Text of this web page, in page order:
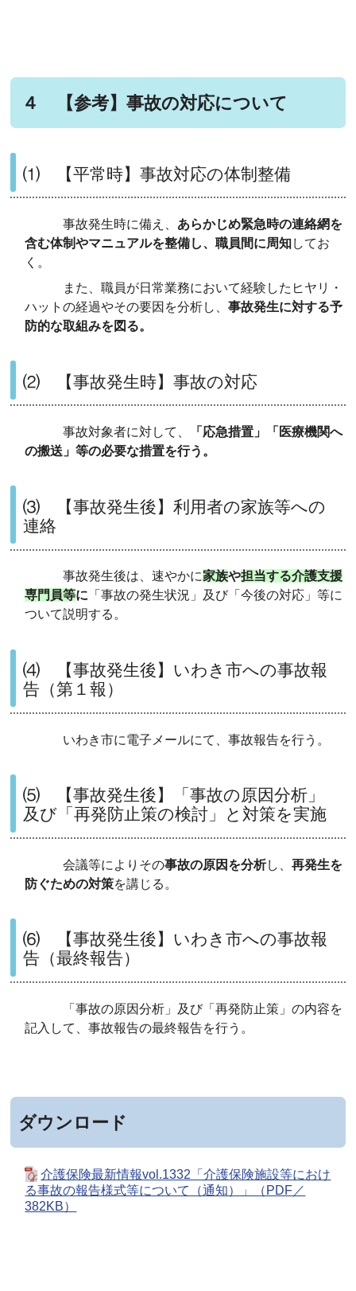
４ 【参考】事故の対応について
⑴ 【平常時】事故対応の体制整備
事故発生時に備え、 あらかじめ緊急時の連絡網を
含む体制やマニュアルを整備し、職員間に周知してお
く。
また、職員が日常業務において経験したヒヤリ・
ハットの経過やその要因を分析し、事故発生に対する予
防的な取組みを図る。
⑵ 【事故発生時】事故の対応
事故対象者に対して、
「応急措置」「医療機関へ
の搬送」等の必要な措置を行う。
⑶ 【事故発生後】利用者の家族等への
連絡
事故発生後は、速やかに家族や担当する介護支援
専門員等に 「事故の発生状況」及び「今後の対応」等に
ついて説明する。
⑷ 【事故発生後】いわき市への事故報
告（第１報）
いわき市に電子メールにて、事故報告を行う。
⑸ 【事故発生後】
「事故の原因分析」
及び「再発防止策の検討」と対策を実施
会議等によりその事故の原因を分析し、再発生を
防ぐための対策を講じる。
⑹ 【事故発生後】いわき市への事故報
告（最終報告）
「事故の原因分析」及び「再発防止策」の内容を
記入して、事故報告の最終報告を行う。
ダウンロード
介護保険最新情報vol.1332「介護保険施設等におけ
る事故の報告様式等について（通知）」（PDF／
382KB）